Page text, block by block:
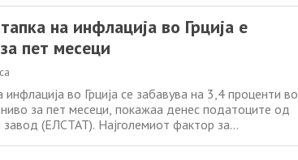
за денеска и утре се најавени средби со
Вучиќ
на инфлација во Грција е
пет месеци
во Грција се забавува на 3,4 проценти во
ниво за пет месеци, покажаа денес податоците од
завод (ЕЛСТАТ). Најголемиот фактор за